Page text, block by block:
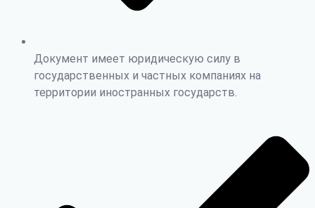
Документ имеет юридическую силу в
государственных и частных компаниях на
территории иностранных государств.